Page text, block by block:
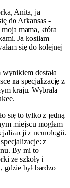
Anita, ja
do Arkansas -
mama, która
Ja kosiłam
się do kolejnej
wynikiem dostała
na specjalizację z
kraju. Wybrała
się to tylko z jedną
miejscu mogłam
z neurologii.
z
By mi to
ze szkoły i
gdzie był bardzo